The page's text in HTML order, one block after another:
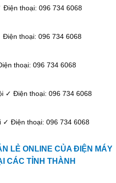
Điện thoại: 096 734 6068
Điện thoại: 096 734 6068
thoại: 096 734 6068
✓ Điện thoại: 096 734 6068
✓ Điện thoại: 096 734 6068
LẺ ONLINE CỦA ĐIỆN MÁY
CÁC TỈNH THÀNH